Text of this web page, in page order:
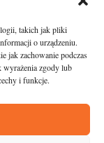
takich jak pliki
o urządzeniu.
jak zachowanie podczas
wyrażenia zgody lub
i funkcje.